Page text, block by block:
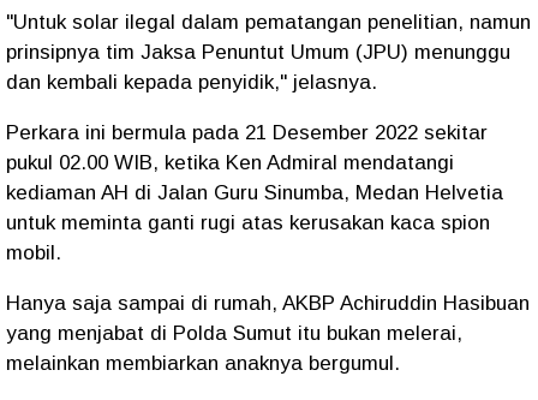
"Untuk solar ilegal dalam pematangan penelitian, namun
prinsipnya tim Jaksa Penuntut Umum (JPU) menunggu
dan kembali kepada penyidik," jelasnya.
Perkara ini bermula pada 21 Desember 2022 sekitar
pukul 02.00 WIB, ketika Ken Admiral mendatangi
kediaman AH di Jalan Guru Sinumba, Medan Helvetia
untuk meminta ganti rugi atas kerusakan kaca spion
mobil.
Hanya saja sampai di rumah, AKBP Achiruddin Hasibuan
yang menjabat di Polda Sumut itu bukan melerai,
melainkan membiarkan anaknya bergumul.